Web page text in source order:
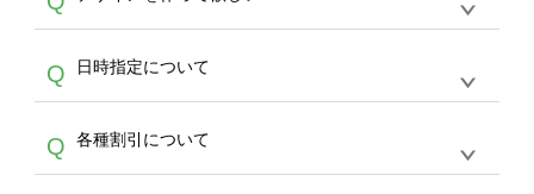
サービスよりも低価格で製作することが可能で
す。
写真などもアップロード可能です。使用できな
い画像はエラーになります。（※ Illustratorか
らの直接入稿には対応していません。AIで保存
し、デザインツールからアップロードして下さ
い）
文のみ受け付けております。30個以上のご製
作をお考えの方は、サポートが担当するエコバ
スをご利用頂ければ、電話やFAX、メールなど
でご注文が可能です。
A
を作って欲しい。などの場合は、製作数量が
30個以上であれば、サポート担当が、デザイ
バッグコンシェル
サー
ビスをご利用ください。(※ 30個以下の場合
Q 日時指定について
A
ん。発送後18時以降に配送業者・伝票番号を
メールでお知らせいたしますので、直接配送業
Q 各種割引について